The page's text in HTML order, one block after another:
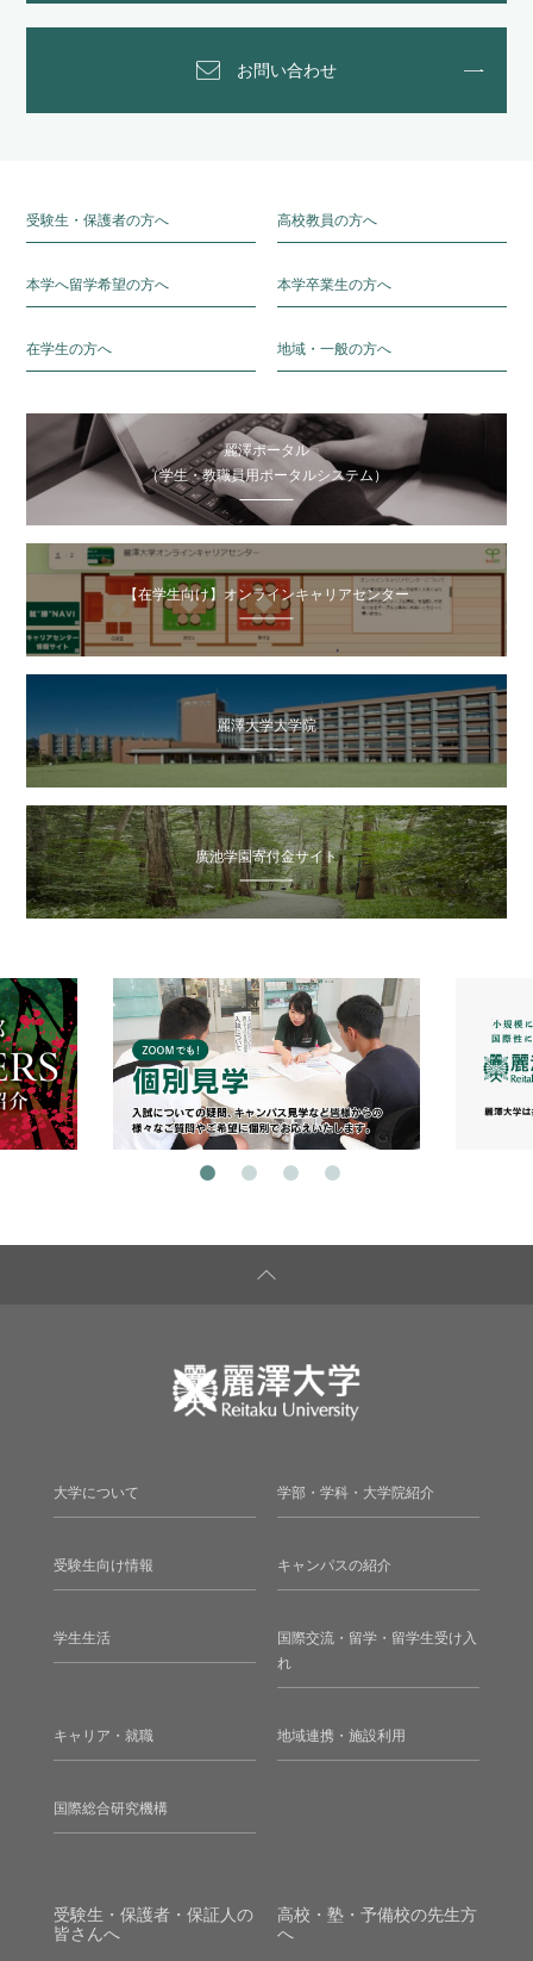
お問い合わせ
受験生・保護者の方へ 高校教員の方へ
本学へ留学希望の方へ 本学卒業生の方へ
在学生の方へ 地域・一般の方へ
麗澤ポータル
（学生・教職員用ポータルシステム）
【在学生向け】オンラインキャリアセンター
麗澤大学大学院
廣池学園寄付金サイト
大学について 学部・学科・大学院紹介
受験生向け情報 キャンパスの紹介
学生生活
国際交流・留学・留学生受け入
れ
キャリア・就職 地域連携・施設利用
国際総合研究機構
受験生・保護者・保証人の
皆さんへ
高校・塾・予備校の先生方
へ